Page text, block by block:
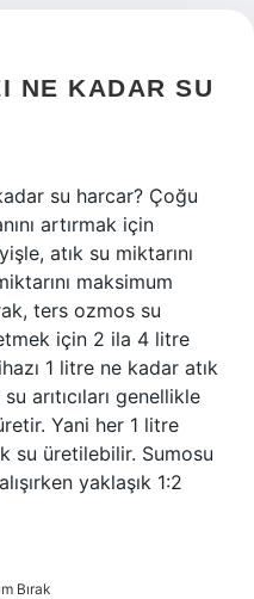
NE KADAR SU
su harcar? Çoğu
artırmak için
atık su miktarını
maksimum
ters ozmos su
için 2 ila 4 litre
1 litre ne kadar atık
arıtıcıları genellikle
Yani her 1 litre
su üretilebilir. Sumosu
yaklaşık 1:2
Bırak